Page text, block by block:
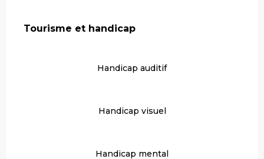
Tourisme et handicap
Tourisme et handicap
Handicap auditif
Handicap visuel
Handicap mental